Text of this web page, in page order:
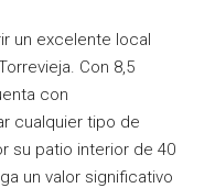
un excelente local
Con 8,5
con
cualquier tipo de
su patio interior de 40
un valor significativo